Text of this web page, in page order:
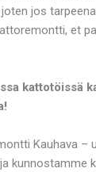
jos
et
kattotöissä
Kauhava –
kunnostamme